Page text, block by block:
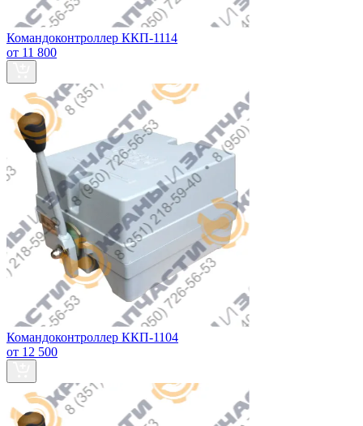
Командоконтроллер ККП-1114
от 11 800
Командоконтроллер ККП-1104
от 12 500